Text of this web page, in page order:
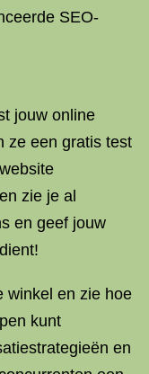
SEO-
jouw online
ze een gratis test
zie je al
en geef jouw
winkel en zie hoe
kunt
en